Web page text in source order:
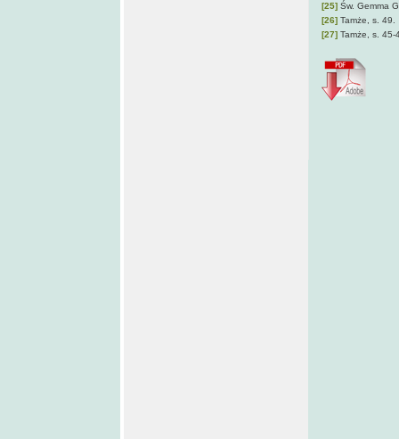
[25] Św. Gemma
[26] Tamże, s. 49.
[27] Tamże, s. 45-